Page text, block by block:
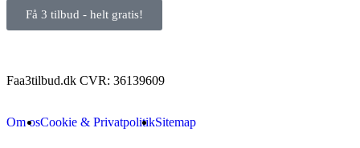
Få 3 tilbud - helt gratis!
Faa3tilbud.dk CVR: 36139609
Om osCookie & PrivatpolitikSitemap